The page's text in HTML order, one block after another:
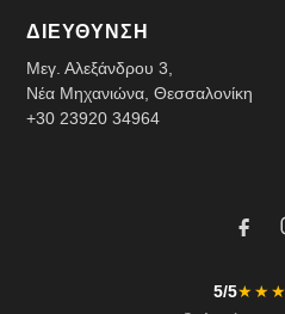
ΔΙΕΥΘΥΝΣΗ
Μεγ. Αλεξάνδρου 3,
Νέα Μηχανιώνα, Θεσσαλονίκη
+30 23920 34964
5/5